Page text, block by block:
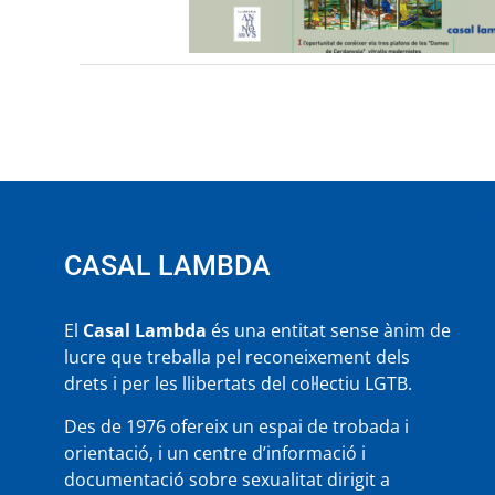
CASAL LAMBDA
El Casal Lambda és una entitat sense ànim de
lucre que treballa pel reconeixement dels
drets i per les llibertats del col·lectiu LGTB.
Des de 1976 ofereix un espai de trobada i
orientació, i un centre d’informació i
documentació sobre sexualitat dirigit a